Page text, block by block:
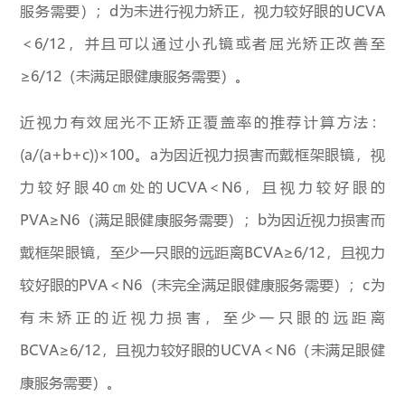
服务需要）；d为未进行视力矫正，视力较好眼的UCVA
＜6/12，并且可以通过小孔镜或者屈光矫正改善至
≥6/12（未满足眼健康服务需要）。
近视力有效屈光不正矫正覆盖率的推荐计算方法：
(a/(a+b+c))×100。a为因近视力损害而戴框架眼镜，视
力较好眼40㎝处的UCVA＜N6，且视力较好眼的
PVA≥N6（满足眼健康服务需要）；b为因近视力损害而
戴框架眼镜，至少一只眼的远距离BCVA≥6/12，且视力
较好眼的PVA＜N6（未完全满足眼健康服务需要）；c为
有未矫正的近视力损害，至少一只眼的远距离
BCVA≥6/12，且视力较好眼的UCVA＜N6（未满足眼健
康服务需要）。